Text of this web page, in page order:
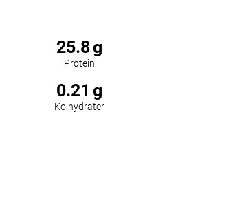
25.8g
Protein
0.21 g
Kolhydrater